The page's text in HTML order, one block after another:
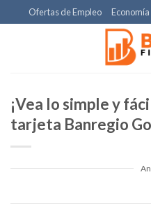
to
Ofertas de Empleo Economía
¡Vea lo simple y
tarjeta Banregio